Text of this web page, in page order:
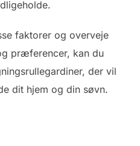
faktorer og overveje
præferencer, kan du
der vil
dit hjem og din søvn.